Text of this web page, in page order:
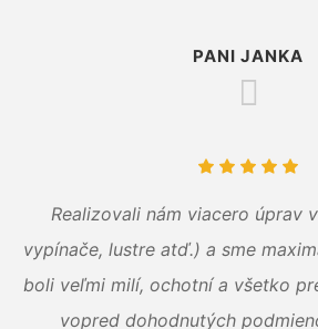
PANI JANKA
Realizovali nám viacero úprav
vypínače, lustre atď.) a sme
boli veľmi milí, ochotní a všetko
vopred dohodnutých